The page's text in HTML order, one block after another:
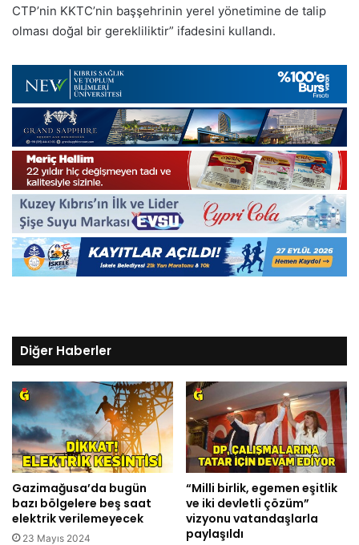
CTP’nin KKTC’nin başşehrinin yerel yönetimine de talip
olması doğal bir gerekliliktir” ifadesini kullandı.
Diğer Haberler
Gazimağusa’da bugün
bazı bölgelere beş saat
elektrik verilemeyecek
23 Mayıs 2024
“Milli birlik, egemen eşitlik
ve iki devletli çözüm”
vizyonu vatandaşlarla
paylaşıldı